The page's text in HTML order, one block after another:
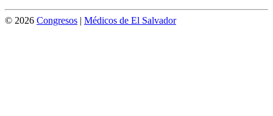
© 2026 Congresos | Médicos de El Salvador